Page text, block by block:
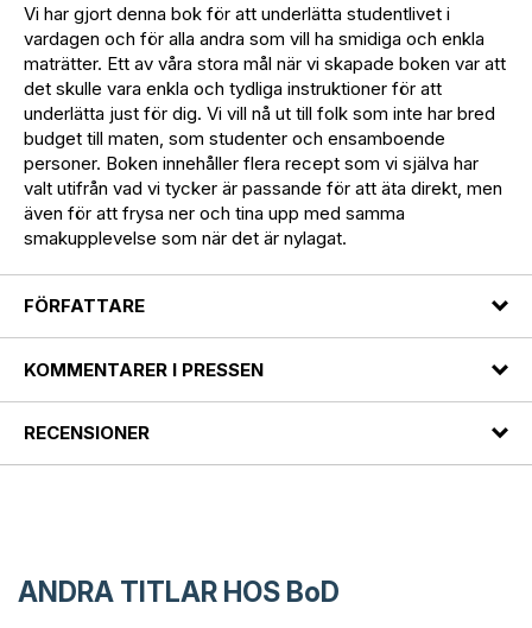
Vi har gjort denna bok för att underlätta studentlivet i
vardagen och för alla andra som vill ha smidiga och enkla
maträtter. Ett av våra stora mål när vi skapade boken var att
det skulle vara enkla och tydliga instruktioner för att
underlätta just för dig. Vi vill nå ut till folk som inte har bred
budget till maten, som studenter och ensamboende
personer. Boken innehåller flera recept som vi själva har
valt utifrån vad vi tycker är passande för att äta direkt, men
även för att frysa ner och tina upp med samma
smakupplevelse som när det är nylagat.
FÖRFATTARE
KOMMENTARER I PRESSEN
RECENSIONER
ANDRA TITLAR HOS BoD